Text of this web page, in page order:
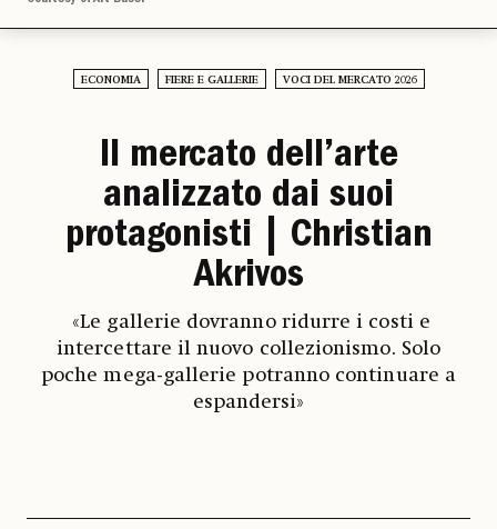
ECONOMIA FIERE E GALLERIE VOCI DEL MERCATO 2026
Il mercato dell’arte
analizzato dai suoi
protagonisti | Christian
Akrivos
«Le gallerie dovranno ridurre i costi e
intercettare il nuovo collezionismo. Solo
poche mega-gallerie potranno continuare a
espandersi»